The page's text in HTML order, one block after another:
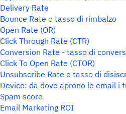
Delivery Rate
Bounce Rate o tasso di rimbalzo
Open Rate (OR)
Click Through Rate (CTR)
Conversion Rate - tasso di
Click To Open Rate (CTOR)
Unsubscribe Rate o tasso di
Device: da dove aprono le email i
Spam score
Email Marketing ROI